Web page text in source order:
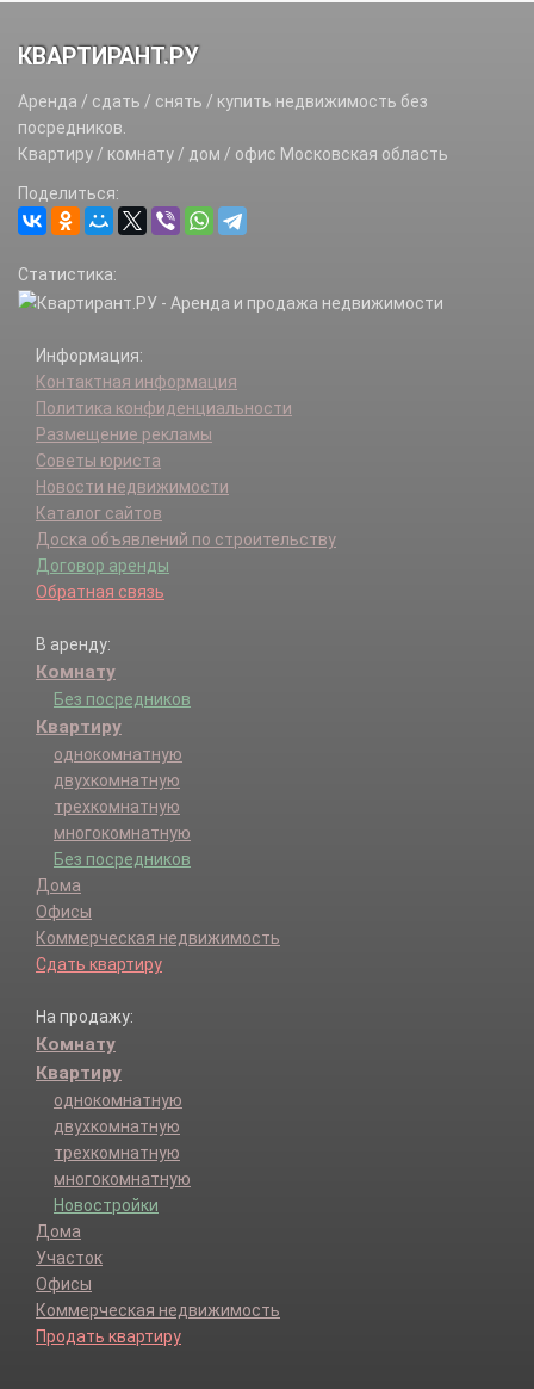
КВАРТИРАНТ.РУ
Аренда / сдать / снять / купить недвижимость без
посредников.
Квартиру / комнату / дом / офис Московская область
Поделиться:
Статистика:
Информация:
Контактная информация
Политика конфиденциальности
Размещение рекламы
Советы юриста
Новости недвижимости
Каталог сайтов
Доска объявлений по строительству
Договор аренды
Обратная связь
В аренду:
Комнату
Без посредников
Квартиру
однокомнатную
двухкомнатную
трехкомнатную
многокомнатную
Без посредников
Дома
Офисы
Коммерческая недвижимость
Сдать квартиру
На продажу:
Комнату
Квартиру
однокомнатную
двухкомнатную
трехкомнатную
многокомнатную
Новостройки
Дома
Участок
Офисы
Коммерческая недвижимость
Продать квартиру